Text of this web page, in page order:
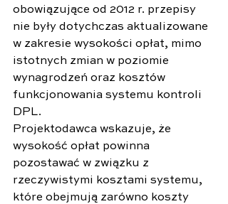
obowiązujące od 2012 r. przepisy
nie były dotychczas aktualizowane
w zakresie wysokości opłat, mimo
istotnych zmian w poziomie
wynagrodzeń oraz kosztów
funkcjonowania systemu kontroli
DPL.
Projektodawca wskazuje, że
wysokość opłat powinna
pozostawać w związku z
rzeczywistymi kosztami systemu,
które obejmują zarówno koszty